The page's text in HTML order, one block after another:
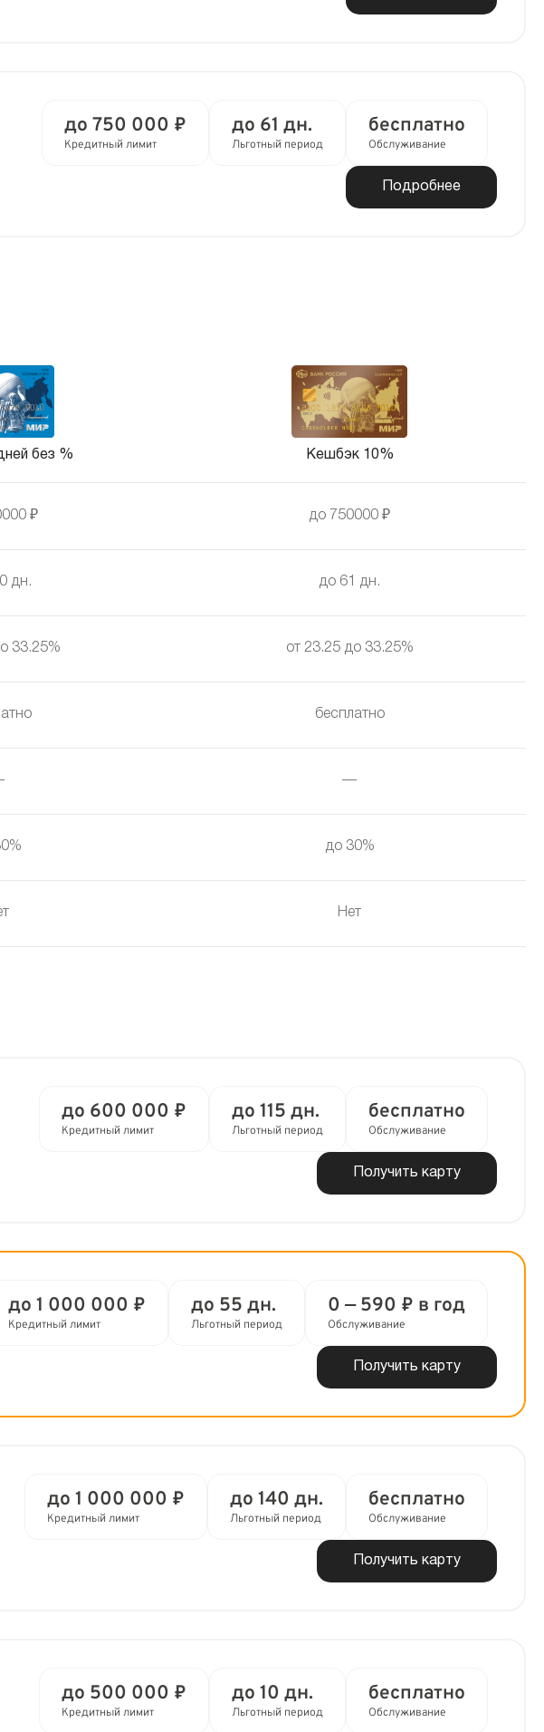
до 750 000 ₽
Кредитный лимит
до 61 дн.
Льготный период
бесплатно
Обслуживание
Подробнее
без % Кешбэк 10%
₽ до 750000 ₽
дн. до 61 дн.
33.25% от 23.25 до 33.25%
бесплатно
—
до 30%
Нет
до 600 000 ₽
Кредитный лимит
до 115 дн.
Льготный период
бесплатно
Обслуживание
Получить карту
до 1 000 000 ₽
Кредитный лимит
до 55 дн.
Льготный период
0 — 590 ₽ в год
Обслуживание
Получить карту
до 1 000 000 ₽
Кредитный лимит
до 140 дн.
Льготный период
бесплатно
Обслуживание
Получить карту
до 500 000 ₽
Кредитный лимит
до 10 дн.
Льготный период
бесплатно
Обслуживание